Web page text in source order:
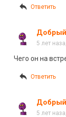
Ответить
5 лет
Чего он на
Ответить
5 лет